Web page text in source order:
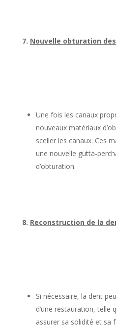
7. Nouvelle obturation
Une fois les canaux
nouveaux matériaux
sceller les canaux. Ces
une nouvelle gutta-
d’obturation.
8. Reconstruction de la
Si nécessaire, la dent
d’une restauration, telle
assurer sa solidité et sa